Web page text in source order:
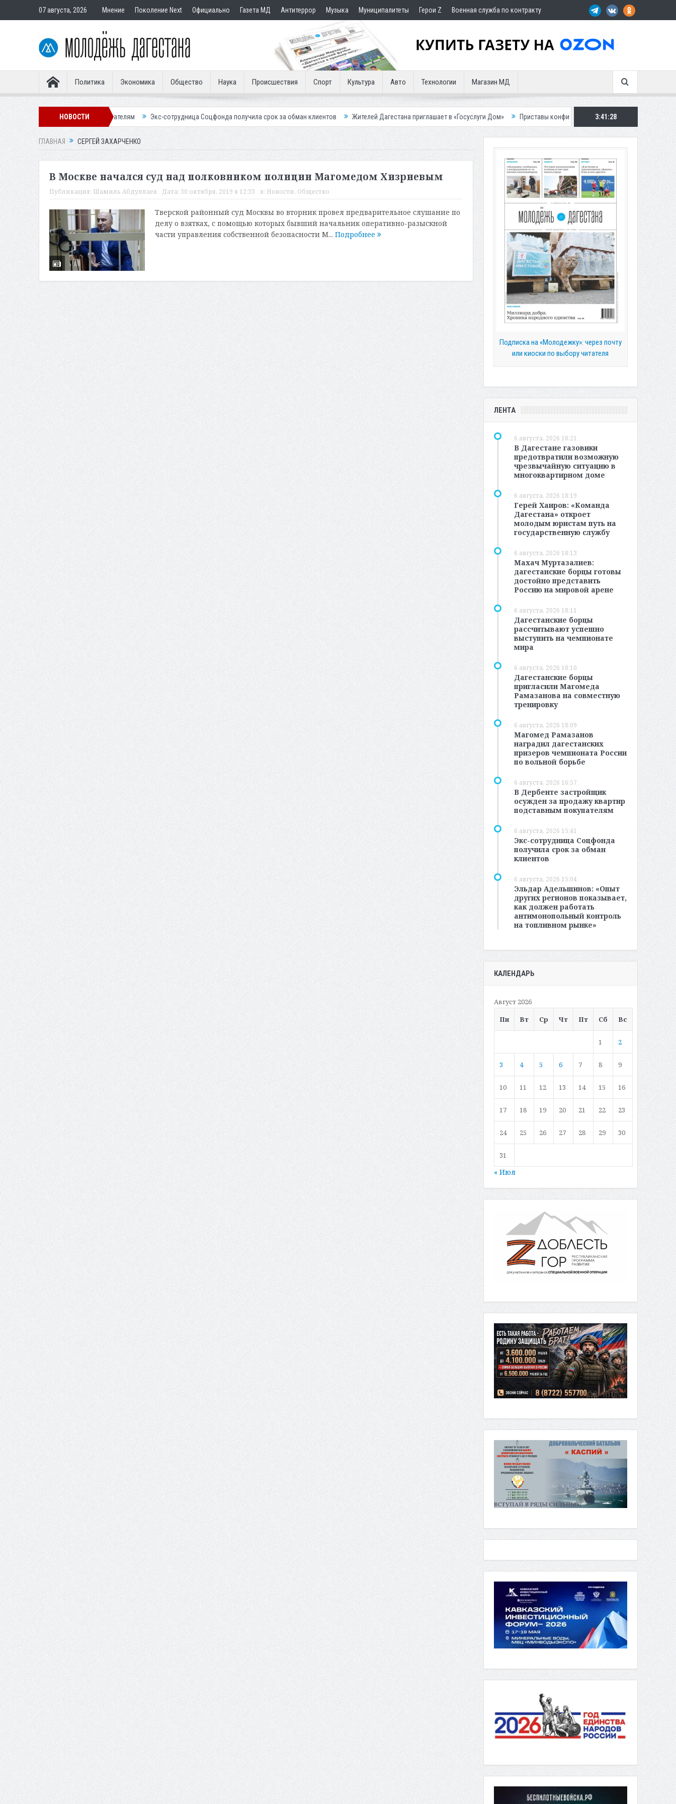
07 августа, 2026 Мнение Поколение Next Официально Газета МД Антитеррор Музыка Муниципалитеты Герои Z Военная служба по контракту
Политика Экономика Общество Наука Происшествия Спорт Культура Авто Технологии Магазин МД
НОВОСТИ
подставным покупателям Экс-сотрудница Соцфонда получила срок за обман клиентов Жителей Дагестана приглашает в «Госуслуги Дом» Приставы конфисковали двух бурых медведей у жителя
3:41:29
ГЛАВНАЯ СЕРГЕЙ ЗАХАРЧЕНКО
В Москве начался суд над полковником полиции Магомедом Хизриевым
Публикация: Шамиль Абдуллаев Дата: 30 октября, 2019 в 12:33 в: Новости, Общество
Тверской районный суд Москвы во вторник провел предварительное слушание по
делу о взятках, с помощью которых бывший начальник оперативно-разыскной
части управления собственной безопасности М... Подробнее
Подписка на «Молодежку»: через почту
или киоски по выбору читателя
ЛЕНТА
6 августа, 2026 18:21
В Дагестане газовики
предотвратили возможную
чрезвычайную ситуацию в
многоквартирном доме
6 августа, 2026 18:19
Герей Хаиров: «Команда
Дагестана» откроет
молодым юристам путь на
государственную службу
6 августа, 2026 18:13
Махач Муртазалиев:
дагестанские борцы готовы
достойно представить
Россию на мировой арене
6 августа, 2026 18:11
Дагестанские борцы
рассчитывают успешно
выступить на чемпионате
мира
6 августа, 2026 18:10
Дагестанские борцы
пригласили Магомеда
Рамазанова на совместную
тренировку
6 августа, 2026 18:09
Магомед Рамазанов
наградил дагестанских
призеров чемпионата России
по вольной борьбе
6 августа, 2026 16:57
В Дербенте застройщик
осужден за продажу квартир
подставным покупателям
6 августа, 2026 15:41
Экс-сотрудница Соцфонда
получила срок за обман
клиентов
6 августа, 2026 15:04
Эльдар Адельшинов: «Опыт
других регионов показывает,
как должен работать
антимонопольный контроль
на топливном рынке»
КАЛЕНДАРЬ
Август 2026
Пн
Вт Ср Чт Пт Сб Вс
1 2
3 4 5 6 7 8 9
10 11 12 13 14 15 16
17 18 19 20 21 22 23
24 25 26 27 28 29 30
31
« Июл